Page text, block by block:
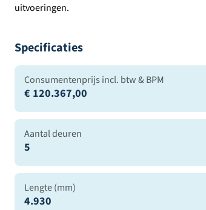
uitvoeringen.
Specificaties
Consumentenprijs incl. btw & BPM
€ 120.367,00
Aantal deuren
5
Lengte (mm)
4.930